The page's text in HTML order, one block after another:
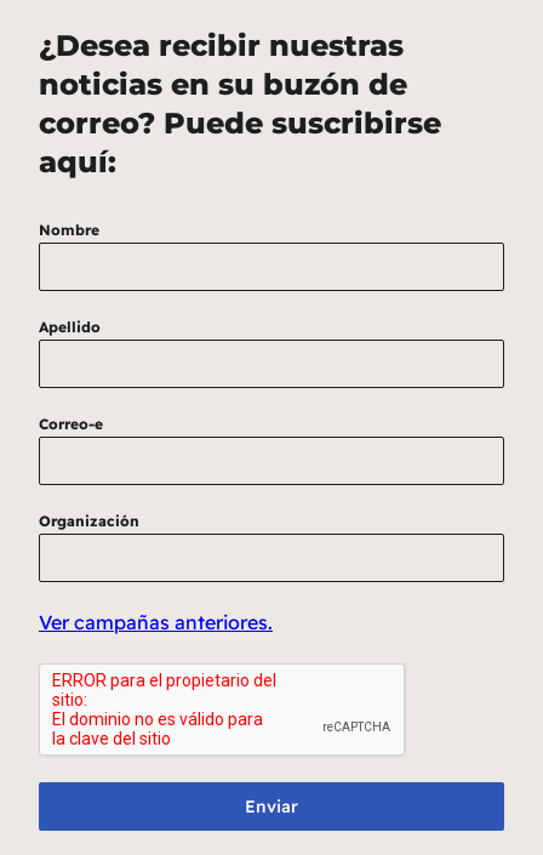
¿Desea recibir nuestras
noticias en su buzón de
correo? Puede suscribirse
aquí:
Nombre
Apellido
Correo-e
Organización
Ver campañas anteriores.
Enviar